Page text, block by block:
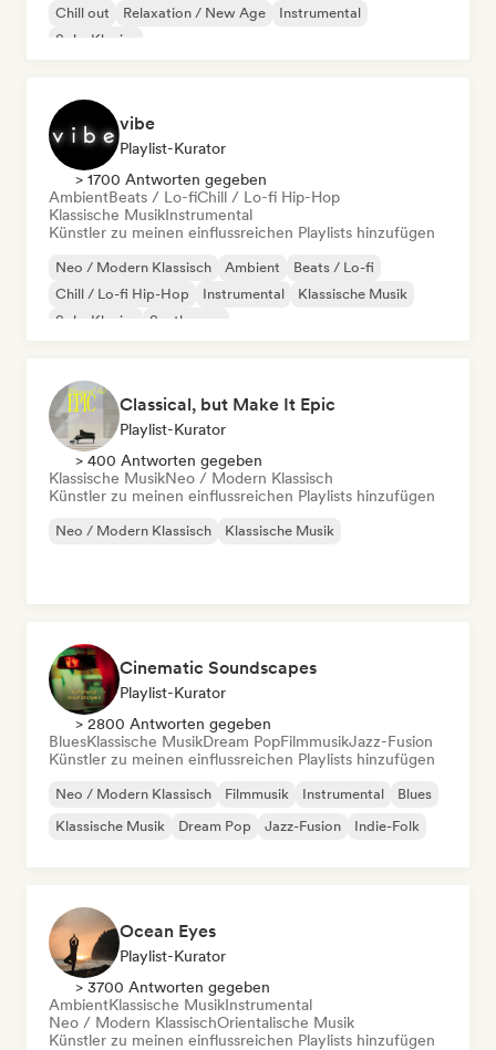
Chill out Relaxation / New Age
Instrumental
Solo-Klavier
vibe
Playlist-Kurator
> 1700 Antworten gegeben
AmbientBeats / Lo-fiChill / Lo-fi Hip-Hop
Klassische MusikInstrumental
Künstler zu meinen einflussreichen Playlists hinzufügen
Neo / Modern Klassisch Ambient
Beats / Lo-fi
Chill / Lo-fi Hip-Hop
Instrumental
Klassische Musik
Solo-Klavier
Synthwave
Classical, but Make It Epic
Playlist-Kurator
> 400 Antworten gegeben
Klassische MusikNeo / Modern Klassisch
Künstler zu meinen einflussreichen Playlists hinzufügen
Neo / Modern Klassisch Klassische Musik
Cinematic Soundscapes
Playlist-Kurator
> 2800 Antworten gegeben
BluesKlassische MusikDream PopFilmmusikJazz-Fusion
Künstler zu meinen einflussreichen Playlists hinzufügen
Neo / Modern Klassisch Filmmusik Instrumental
Blues
Klassische Musik
Dream Pop Jazz-Fusion Indie-Folk
Ocean Eyes
Playlist-Kurator
> 3700 Antworten gegeben
AmbientKlassische MusikInstrumental
Neo / Modern KlassischOrientalische Musik
Künstler zu meinen einflussreichen Playlists hinzufügen